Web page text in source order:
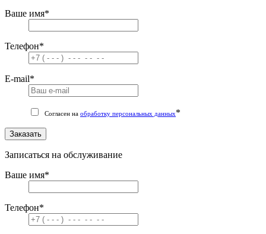
Ваше имя*
Телефон*
E-mail*
Согласен на обработку персональных данных*
Заказать
Записаться на обслуживание
Ваше имя*
Телефон*